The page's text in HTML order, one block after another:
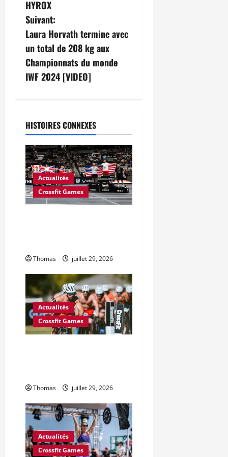
HYROX
Suivant:
Laura Horvath termine avec
un total de 208 kg aux
Championnats du monde
IWF 2024 [VIDEO]
HISTOIRES CONNEXES
Actualités
Crossfit Games
Thomas juillet 29, 2026
Actualités
Crossfit Games
Thomas juillet 29, 2026
Actualités
Crossfit Games